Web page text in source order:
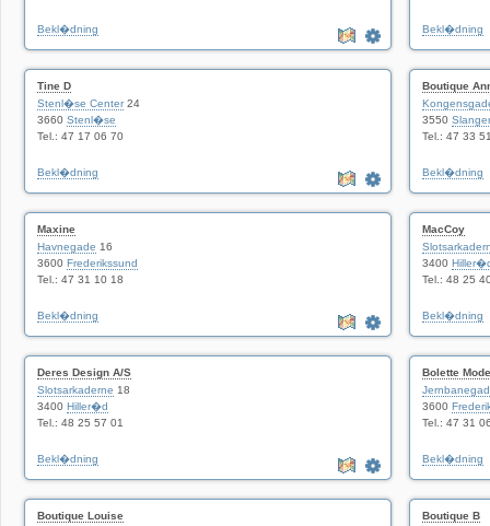
Bekl�dning Bekl�dning
Tine D
Stenl�se Center24
3660 Stenl�se
Tel.: 47 17 06 70
Bekl�dning
Boutique
3550
Tel.: 47 33
Bekl�dning
Maxine
Havnegade 16
3600 Frederikssund
Tel.: 47 31 10 18
Bekl�dning
MacCoy
3400
Tel.: 48 25
Bekl�dning
Deres Design A/S
Slotsarkaderne 18
3400 Hiller�d
Tel.: 48 25 57 01
Bekl�dning
Bolette Mode
3600
Tel.: 47 31
Bekl�dning
Boutique Louise
Boutique B